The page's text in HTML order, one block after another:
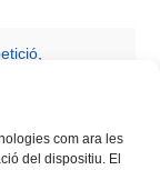
com ara les
del dispositiu. El
,